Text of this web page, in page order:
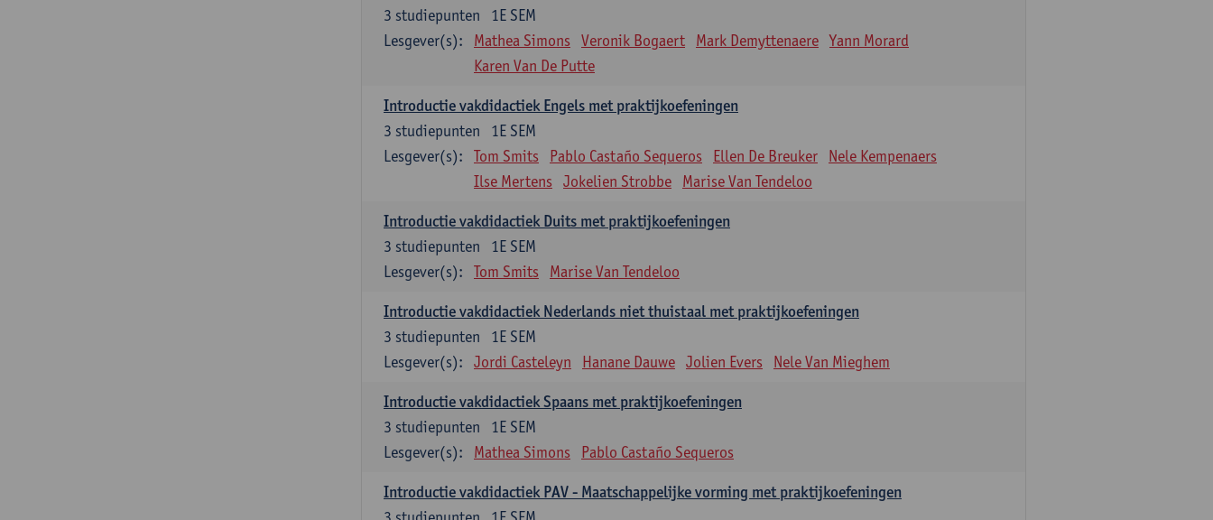
1E SEM
3 studiepunten
Lesgever(s):
Mathea Simons Veronik Bogaert Mark Demyttenaere Yann Morard
Karen Van De Putte
Introductie vakdidactiek Engels met praktijkoefeningen
1E SEM
3 studiepunten
Lesgever(s):
Tom Smits Pablo Castaño Sequeros Ellen De Breuker
Nele Kempenaers
Ilse Mertens Jokelien Strobbe Marise Van Tendeloo
Introductie vakdidactiek Duits met praktijkoefeningen
1E SEM
3 studiepunten
Lesgever(s):
Tom Smits Marise Van Tendeloo
Introductie vakdidactiek Nederlands niet thuistaal met praktijkoefeningen
1E SEM
3 studiepunten
Lesgever(s):
Jordi Casteleyn Hanane Dauwe Jolien Evers Nele Van Mieghem
Introductie vakdidactiek Spaans met praktijkoefeningen
1E SEM
3 studiepunten
Lesgever(s):
Mathea Simons Pablo Castaño Sequeros
Introductie vakdidactiek PAV - Maatschappelijke vorming met praktijkoefeningen